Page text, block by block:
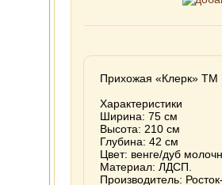
Прихожая «Клерк» ТМ
Характеристики
Ширина: 75 см
Высота: 210 см
Глубина: 42 см
Цвет: венге/дуб
Материал: ЛДСП.
Производитель: